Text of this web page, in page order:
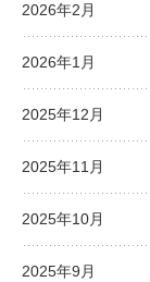
2026年2月
2026年1月
2025年12月
2025年11月
2025年10月
2025年9月